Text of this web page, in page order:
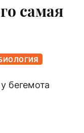
самая
бегемота